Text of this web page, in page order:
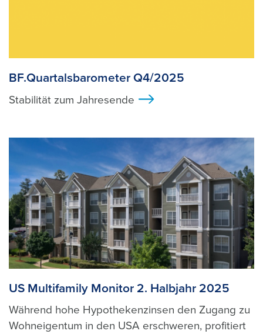
BF.Quartalsbarometer Q4/2025
Stabilität zum Jahresende
US Multifamily Monitor 2. Halbjahr 2025
Während hohe Hypothekenzinsen den Zugang zu
Wohneigentum in den USA erschweren, profitiert